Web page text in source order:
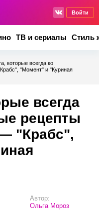
Войти
ТВ и сериалы Стиль
которые всегда ко
"Момент" и "Куриная
всегда
рецепты
"Крабс",
Автор:
Ольга Мороз